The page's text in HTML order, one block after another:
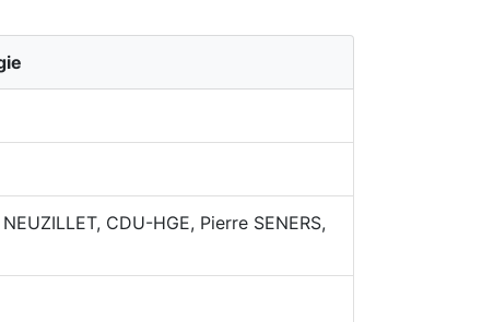
CDU-HGE, Pierre SENERS,